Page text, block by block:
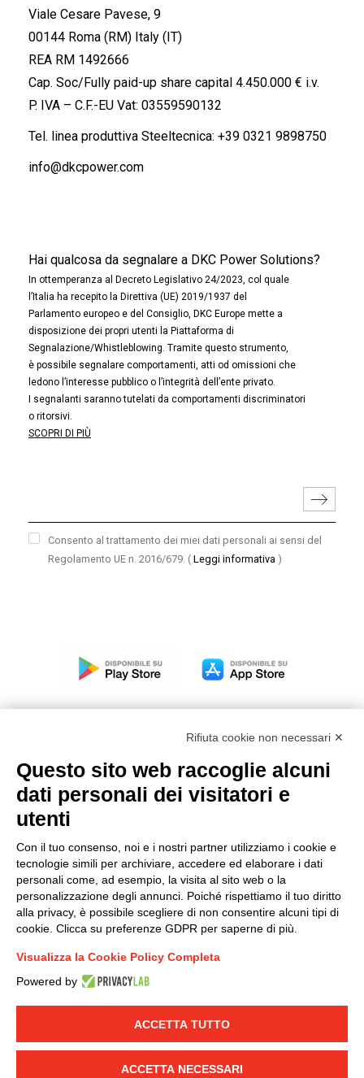
Viale Cesare Pavese, 9
00144 Roma (RM) Italy (IT)
REA RM 1492666
Cap. Soc/Fully paid-up share capital 4.450.000 € i.v.
P. IVA – C.F.-EU Vat: 03559590132
Tel. linea produttiva Steeltecnica: +39 0321 9898750
info@dkcpower.com
Hai qualcosa da segnalare a DKC Power Solutions?
In ottemperanza al Decreto Legislativo 24/2023, col quale
l’Italia ha recepito la Direttiva (UE) 2019/1937 del
Parlamento europeo e del Consiglio, DKC Europe mette a
disposizione dei propri utenti la Piattaforma di
Segnalazione/Whistleblowing. Tramite questo strumento,
è possibile segnalare comportamenti, atti od omissioni che
ledono l’interesse pubblico o l’integrità dell’ente privato.
I segnalanti saranno tutelati da comportamenti discriminatori
o ritorsivi.
SCOPRI DI PIÙ
Consento al trattamento dei miei dati personali ai sensi del
Regolamento UE n. 2016/679. ( Leggi informativa )
LINKEDIN YOUTUBE
© 2019 - DKC Europe - -
Cookie-Yourbiz
Modello organizzativo, gestione e controllo – D. lgs.
231/2001
Condizioni generali di vendita DKC Power Solutions
Condizioni generali di acquisto
Codice etico
Rifiuta cookie non necessari ✕
Questo sito web raccoglie alcuni
dati personali dei visitatori e
utenti
Con il tuo consenso, noi e i nostri partner utilizziamo i cookie e
tecnologie simili per archiviare, accedere ed elaborare i dati
personali come, ad esempio, la visita al sito web o la
personalizzazione degli annunci. Poiché rispettiamo il tuo diritto
alla privacy, è possibile scegliere di non consentire alcuni tipi di
cookie. Clicca su preferenze GDPR per saperne di più.
Visualizza la Cookie Policy Completa
Powered by
ACCETTA TUTTO
ACCETTA NECESSARI